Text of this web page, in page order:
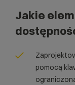
Jakie
pomocą